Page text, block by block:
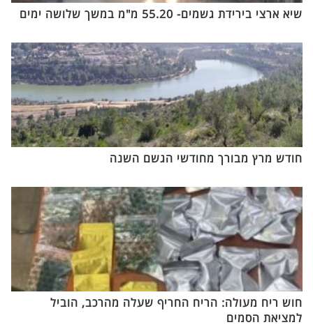
שיא ארצי בירידת גשמים- 55.20 מ"מ במשך שלושה ימים
חודש מרץ מבורך מחודשי הגשם השנה
חוש ריח מעולה: הריח החריף שעלה מהרכב, הוביל
למציאת הסמים